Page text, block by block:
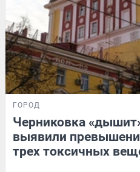
ГОРОД
Черниковка
выявили
трех токсичных